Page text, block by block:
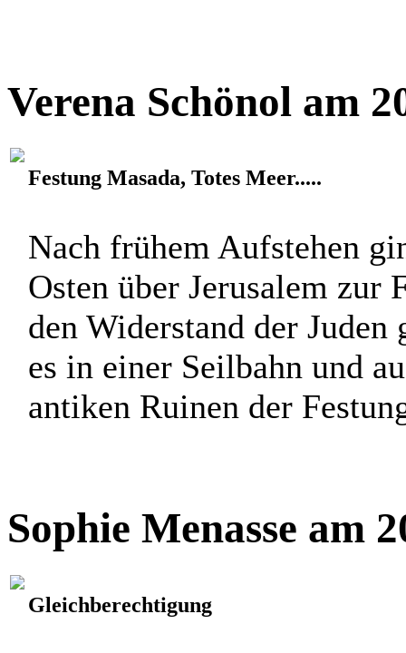
Verena Schönol am
Festung Masada, Totes Meer.....
Nach frühem Aufstehen
Osten über Jerusalem zur
den Widerstand der
es in einer Seilbahn und
antiken Ruinen der
Sophie Menasse am
Gleichberechtigung